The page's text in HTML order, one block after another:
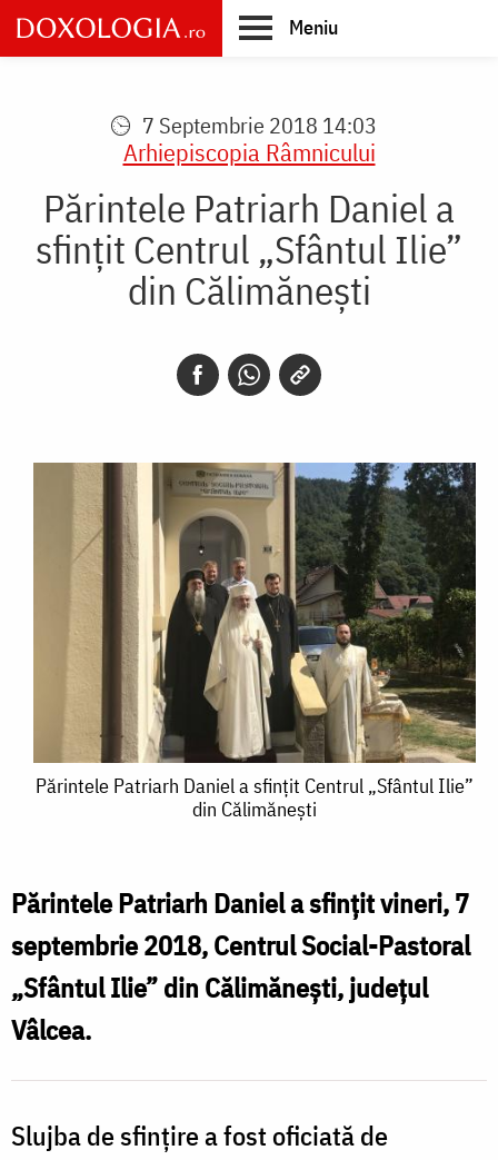
Skip
to
main
Meniu
7 Septembrie 2018 14:03
Arhiepiscopia Râmnicului
Părintele Patriarh Daniel a
sfințit Centrul „Sfântul Ilie”
din Călimănești
Părintele
a
sfințit
Centrul
„Sfântul
Călimănești
Părintele Patriarh Daniel a sfințit Centrul „Sfântul Ilie”
din Călimănești
Părintele Patriarh Daniel a sfințit vineri, 7
septembrie 2018, Centrul Social-Pastoral
„Sfântul Ilie” din Călimănești, județul
Vâlcea.
Slujba de sfințire a fost oficiată de